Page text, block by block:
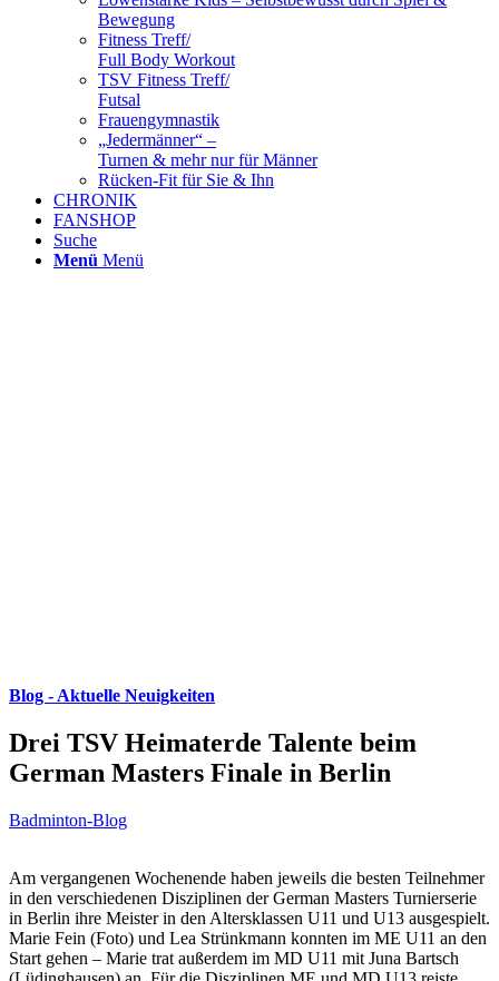
Bewegung
Fitness Treff/
Full Body Workout
TSV Fitness Treff/
Futsal
Frauengymnastik
„Jedermänner“ –
Turnen & mehr nur für Männer
Rücken-Fit für Sie & Ihn
CHRONIK
FANSHOP
Suche
Menü Menü
Blog - Aktuelle Neuigkeiten
Drei TSV Heimaterde Talente beim
German Masters Finale in Berlin
Badminton-Blog
Am vergangenen Wochenende haben jeweils die besten Teilnehmer
in den verschiedenen Disziplinen der German Masters Turnierserie
in Berlin ihre Meister in den Altersklassen U11 und U13 ausgespielt.
Marie Fein (Foto) und Lea Strünkmann konnten im ME U11 an den
Start gehen – Marie trat außerdem im MD U11 mit Juna Bartsch